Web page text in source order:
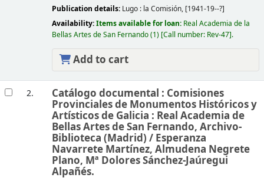
Publication details: Lugo : la Comisión, [1941-19--?]
Availability:Items available for loan: Real Academia de la
Bellas Artes de San Fernando(1) Call number: Rev-47 .
Add to cart
2. Catálogo documental : Comisiones
Provinciales de Monumentos Históricos y
Artísticos de Galicia : Real Academia de
Bellas Artes de San Fernando, Archivo-
Biblioteca (Madrid) / Esperanza
Navarrete Martínez, Almudena Negrete
Plano, Mª Dolores Sánchez-Jaúregui
Alpañés.